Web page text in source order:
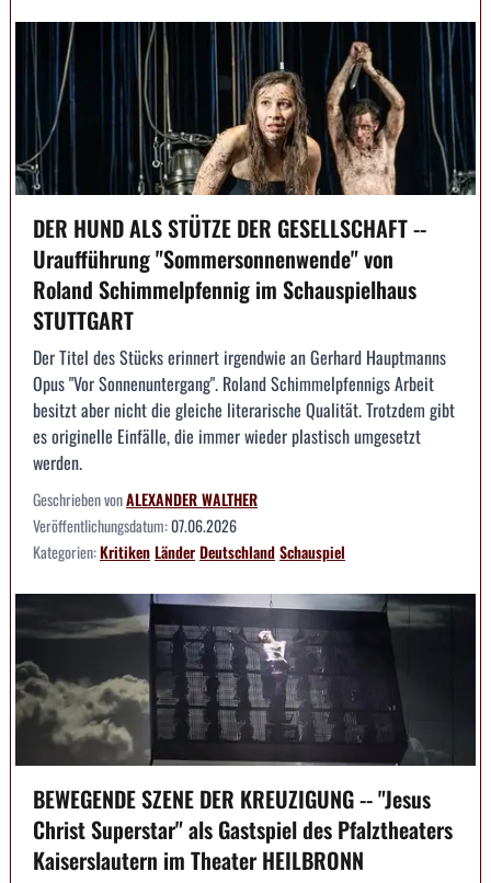
DER HUND ALS STÜTZE DER GESELLSCHAFT --
Uraufführung "Sommersonnenwende" von
Roland Schimmelpfennig im Schauspielhaus
STUTTGART
Der Titel des Stücks erinnert irgendwie an Gerhard Hauptmanns
Opus "Vor Sonnenuntergang". Roland Schimmelpfennigs Arbeit
besitzt aber nicht die gleiche literarische Qualität. Trotzdem gibt
es originelle Einfälle, die immer wieder plastisch umgesetzt
werden.
Geschrieben vonALEXANDER WALTHER
Veröffentlichungsdatum:07.06.2026
Kategorien:KritikenLänderDeutschlandSchauspiel
BEWEGENDE SZENE DER KREUZIGUNG -- "Jesus
Christ Superstar" als Gastspiel des Pfalztheaters
Kaiserslautern im Theater HEILBRONN